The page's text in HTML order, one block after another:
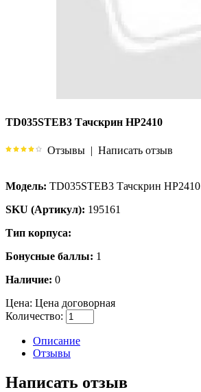
TD035STEB3 Тачскрин HP2410
Отзывы | Написать отзыв
Модель: TD035STEB3 Тачскрин HP2410
SKU (Артикул): 195161
Тип корпуса:
Бонусные баллы: 1
Наличие: 0
Цена: Цена договорная
Количество:
Описание
Отзывы
Написать отзыв